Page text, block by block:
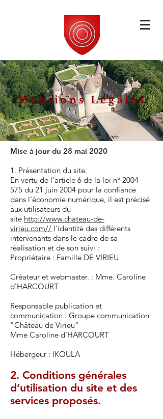
Mentions Légales
Mise à jour du 28 mai 2020
1. Présentation du site.
En vertu de l'article 6 de la loi n° 2004-
575 du 21 juin 2004 pour la confiance
dans l'économie numérique, il est précisé
aux utilisateurs du
site http://www.chateau-de-
virieu.com// l'identité des différents
intervenants dans le cadre de sa
réalisation et de son suivi :
Propriétaire : Famille DE VIRIEU
Créateur et webmaster. : Mme. Caroline
d'HARCOURT
Responsable publication et
communication : Groupe communication
"Château de Virieu"
Mme Caroline d'HARCOURT
Hébergeur : IKOULA
2. Conditions générales
d’utilisation du site et des
services proposés.